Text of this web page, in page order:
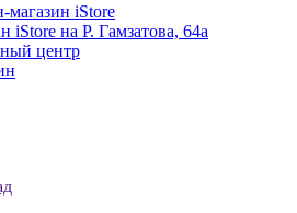
магазин iStore
iStore на Р. Гамзатова, 64а
центр